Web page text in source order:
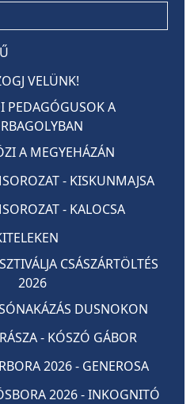
VELÜNK!
PEDAGÓGUSOK A
A MEGYEHÁZÁN
- KISKUNMAJSA
- KALOCSA
CSÁSZÁRTÖLTÉS
2026
DUSNOKON
- KÓSZÓ GÁBOR
2026 - GENEROSA
2026 - INKOGNITÓ